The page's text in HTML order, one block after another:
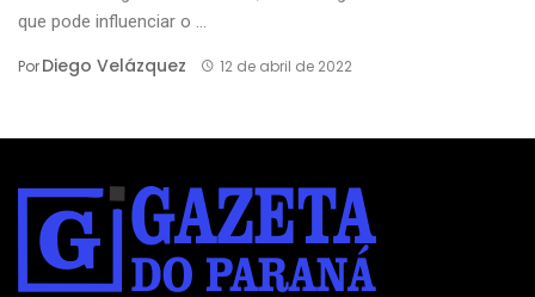
que pode influenciar o ...
PorDiego Velázquez 12 de abril de 2022